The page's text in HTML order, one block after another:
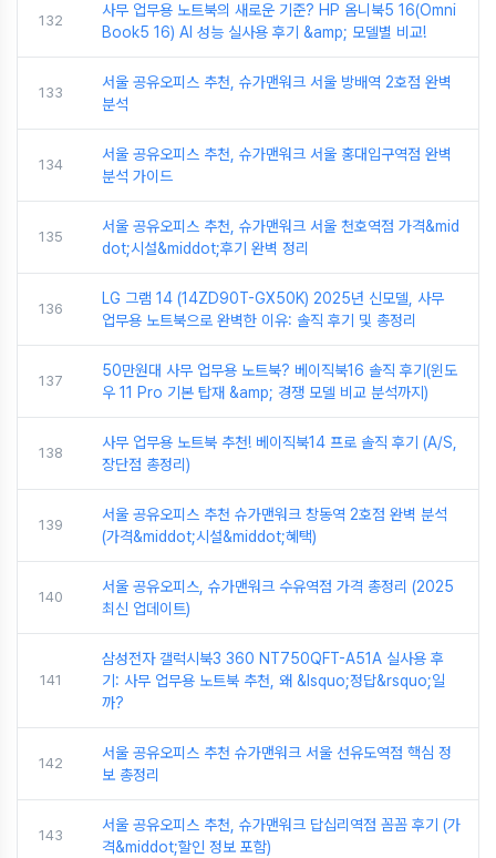
132
사무 업무용 노트북의 새로운 기준? HP 옴니북5 16(Omni
Book5 16) AI 성능 실사용 후기 &amp; 모델별 비교!
133
서울 공유오피스 추천, 슈가맨워크 서울 방배역 2호점 완벽
분석
134
서울 공유오피스 추천, 슈가맨워크 서울 홍대입구역점 완벽
분석 가이드
135
서울 공유오피스 추천, 슈가맨워크 서울 천호역점 가격&mid
dot;시설&middot;후기 완벽 정리
136
LG 그램 14 (14ZD90T-GX50K) 2025년 신모델, 사무
업무용 노트북으로 완벽한 이유: 솔직 후기 및 총정리
137
50만원대 사무 업무용 노트북? 베이직북16 솔직 후기(윈도
우 11 Pro 기본 탑재 &amp; 경쟁 모델 비교 분석까지)
138
사무 업무용 노트북 추천! 베이직북14 프로 솔직 후기 (A/S,
장단점 총정리)
139
서울 공유오피스 추천 슈가맨워크 창동역 2호점 완벽 분석
(가격&middot;시설&middot;혜택)
140
서울 공유오피스, 슈가맨워크 수유역점 가격 총정리 (2025
최신 업데이트)
141
삼성전자 갤럭시북3 360 NT750QFT-A51A 실사용 후
기: 사무 업무용 노트북 추천, 왜 &lsquo;정답&rsquo;일
까?
142
서울 공유오피스 추천 슈가맨워크 서울 선유도역점 핵심 정
보 총정리
143
서울 공유오피스 추천, 슈가맨워크 답십리역점 꼼꼼 후기 (가
격&middot;할인 정보 포함)